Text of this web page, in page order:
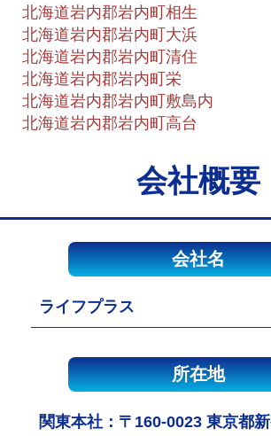
北海道岩内郡岩内町相生
北海道岩内郡岩内町大浜
北海道岩内郡岩内町清住
北海道岩内郡岩内町栄
北海道岩内郡岩内町敷島内
北海道岩内郡岩内町高台
会社概要
会社名
ライフプラス
所在地
関東本社：〒160-0023 東京都